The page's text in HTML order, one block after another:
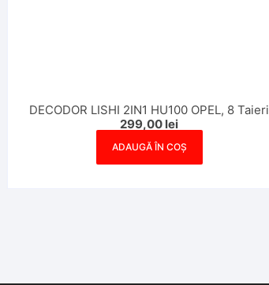
DECODOR LISHI 2IN1 HU100 OPEL, 8 Taieri
299,00 lei
ADAUGĂ ÎN COȘ